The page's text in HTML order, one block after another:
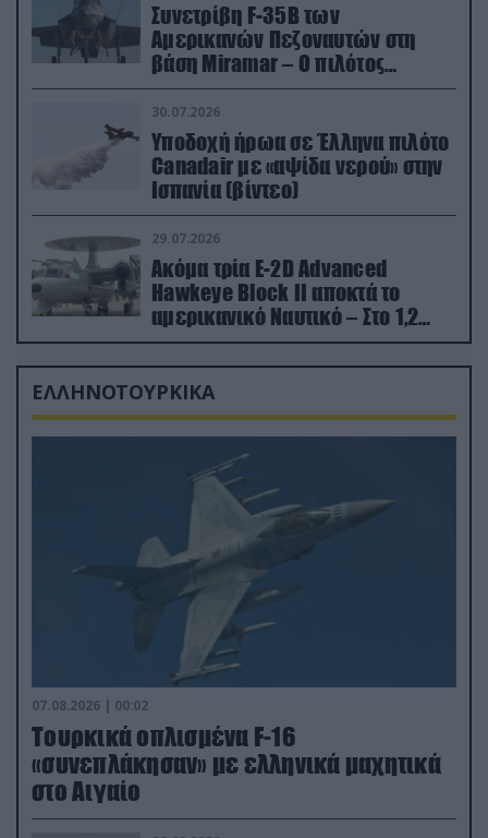
Συνετρίβη F-35B των
Αμερικανών Πεζοναυτών στη
βάση Miramar – Ο πιλότος
εκτινάχθηκε εγκαίρως
30.07.2026
Υποδοχή ήρωα σε Έλληνα πιλότο
Canadair με «αψίδα νερού» στην
Ισπανία (βίντεο)
29.07.2026
Ακόμα τρία E-2D Advanced
Hawkeye Block II αποκτά το
αμερικανικό Ναυτικό – Στο 1,2
δισ.δολάρια το κόστος
ΕΛΛΗΝΟΤΟΥΡΚΙΚΑ
07.08.2026 | 00:02
Τουρκικά οπλισμένα F-16
«συνεπλάκησαν» με ελληνικά μαχητικά
στο Αιγαίο